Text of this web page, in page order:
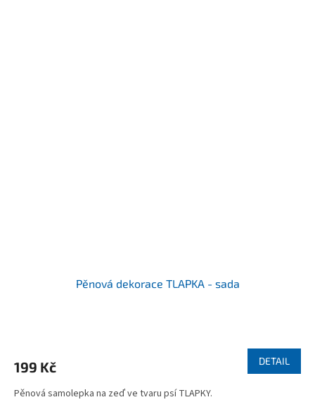
Pěnová dekorace TLAPKA - sada
199 Kč DETAIL
Pěnová samolepka na zeď ve tvaru psí TLAPKY.